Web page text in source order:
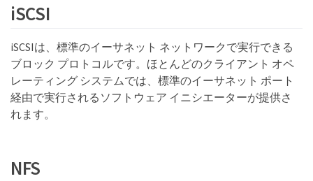
iSCSI
iSCSIは、標準のイーサネット ネットワークで実行できる
ブロック プロトコルです。ほとんどのクライアント オペ
レーティング システムでは、標準のイーサネット ポート
経由で実行されるソフトウェア イニシエーターが提供さ
れます。
NFS